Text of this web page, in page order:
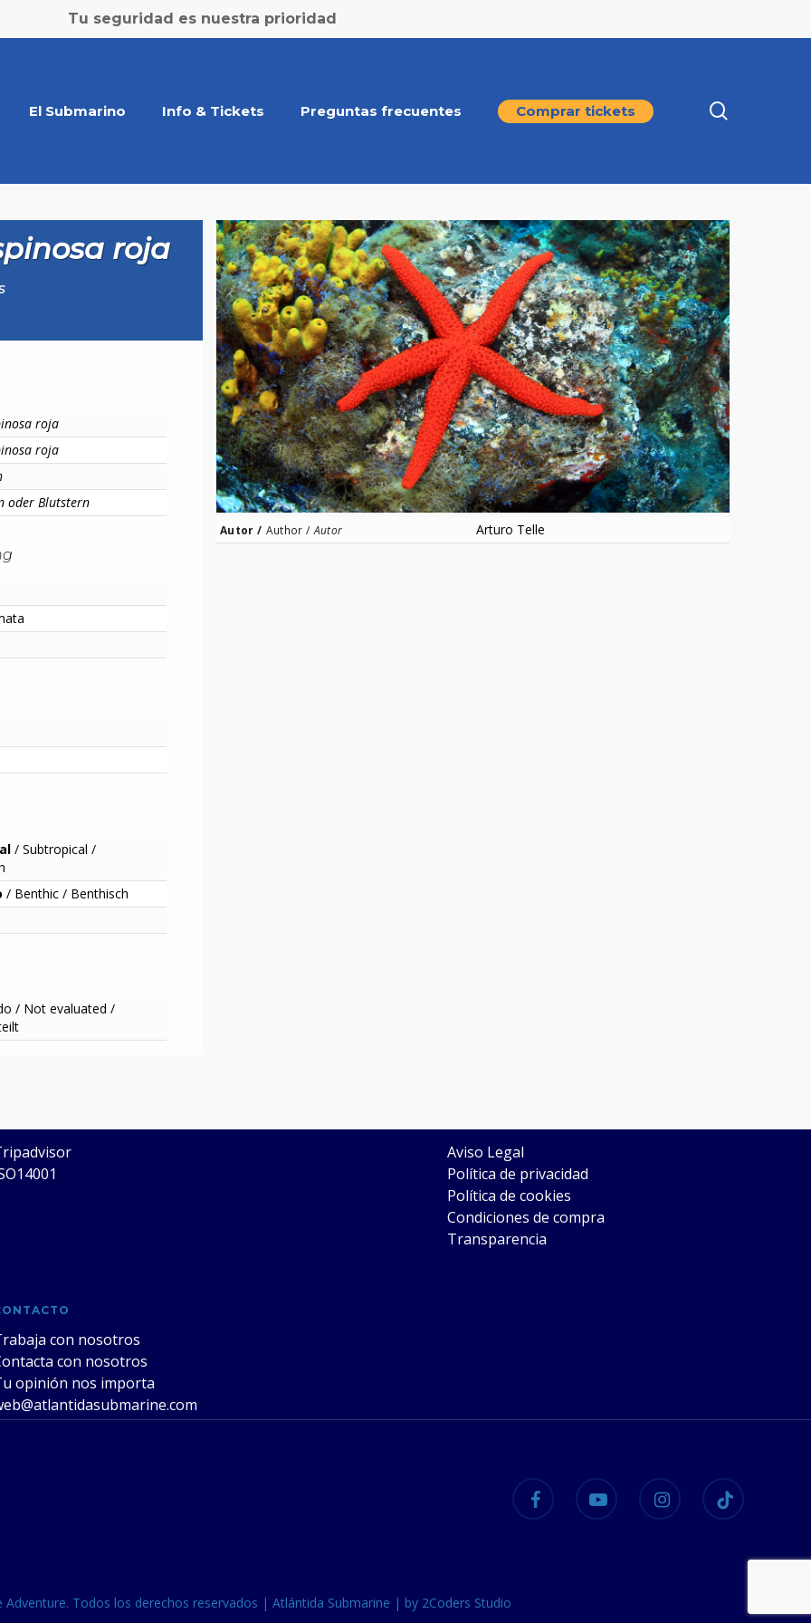
Tu seguridad es nuestra prioridad
El Submarino Info & Tickets Preguntas frecuentes Comprar tickets
roja
roja
roja
oder Blutstern
/ Subtropical /
/ Benthic / Benthisch
/ Not evaluated /
Autor / Author / Autor Arturo Telle
Aviso Legal
Política de privacidad
Política de cookies
Condiciones de compra
Transparencia
con nosotros
con nosotros
opinión nos importa
facebook youtube instagram tiktok
Adventure. Todos los derechos reservados | Atlántida Submarine | by 2Coders Studio